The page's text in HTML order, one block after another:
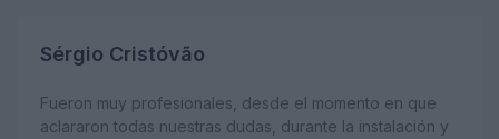
Sérgio Cristóvão
Fueron muy profesionales, desde el momento en que
aclararon todas nuestras dudas, durante la instalación y